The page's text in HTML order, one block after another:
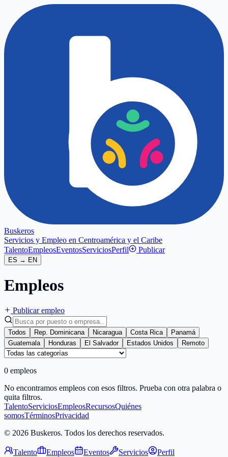
Buskeros
Servicios y Empleo en Centroamérica y el Caribe
TalentoEmpleosEventosServiciosPerfil Publicar
ES → EN
Empleos
Publicar empleo
Todos Rep. Dominicana Nicaragua Costa Rica
Panamá
Guatemala
Honduras El Salvador Estados Unidos Remoto
0 empleos
No encontramos empleos con esos filtros. Prueba con otra palabra o
quita filtros.
TalentoServiciosEmpleosRecursosQuiénes
somosTérminosPrivacidad
© 2026 Buskeros. Todos los derechos reservados.
Talento Empleos Eventos Servicios Perfil